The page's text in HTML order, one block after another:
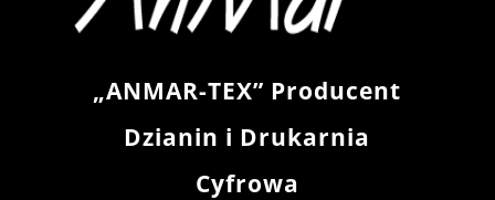
„ANMAR-TEX” Producent
Dzianin i Drukarnia
Cyfrowa